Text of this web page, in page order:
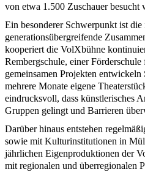
von etwa 1.500 Zuschauer besucht
Ein besonderer Schwerpunkt ist
generationsübergreifende
kooperiert die VolXbühne
Rembergschule, einer
gemeinsamen Projekten
mehrere Monate eigene
eindrucksvoll, dass künstlerisches
Gruppen gelingt und Barrieren
Darüber hinaus entstehen
sowie mit Kulturinstitutionen in
jährlichen Eigenproduktionen der
mit regionalen und überregionalen